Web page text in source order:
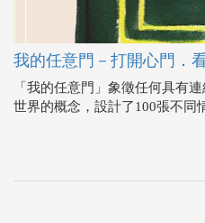
我的任意門－打開心門．
「我的任意門」象徵任何具有
世界的概念，設計了100張不同